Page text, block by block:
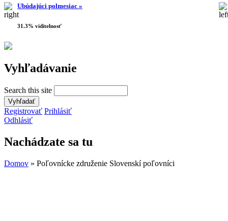
Ubúdajúci polmesiac »
31.3% viditelnosť
Vyhľadávanie
Search this site
Registrovať Prihlásiť
Odhlásiť
Nachádzate sa tu
Domov » Poľovnícke združenie Slovenskí poľovníci